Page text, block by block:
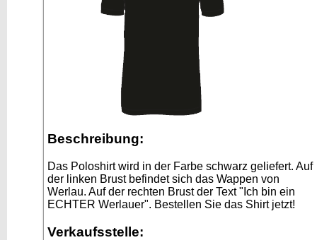
Beschreibung:
Das Poloshirt wird in der Farbe schwarz geliefert. Auf
der linken Brust befindet sich das Wappen von
Werlau. Auf der rechten Brust der Text "Ich bin ein
ECHTER Werlauer". Bestellen Sie das Shirt jetzt!
Verkaufsstelle: